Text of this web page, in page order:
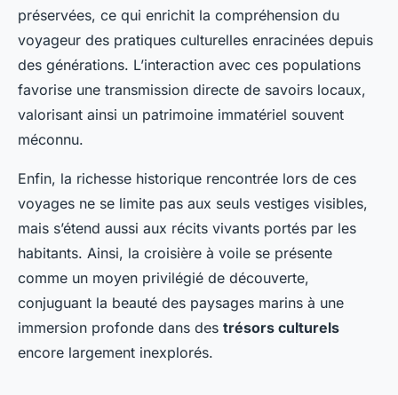
préservées, ce qui enrichit la compréhension du
voyageur des pratiques culturelles enracinées depuis
des générations. L’interaction avec ces populations
favorise une transmission directe de savoirs locaux,
valorisant ainsi un patrimoine immatériel souvent
méconnu.
Enfin, la richesse historique rencontrée lors de ces
voyages ne se limite pas aux seuls vestiges visibles,
mais s’étend aussi aux récits vivants portés par les
habitants. Ainsi, la croisière à voile se présente
comme un moyen privilégié de découverte,
conjuguant la beauté des paysages marins à une
immersion profonde dans des trésors culturels
encore largement inexplorés.